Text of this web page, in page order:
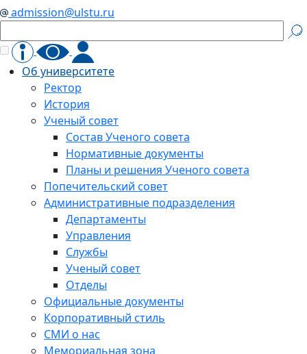
admission@ulstu.ru
Об университете
Ректор
История
Ученый совет
Состав Ученого совета
Нормативные документы
Планы и решения Ученого совета
Попечительский совет
Административные подразделения
Департаменты
Управления
Службы
Ученый совет
Отделы
Официальные документы
Корпоративный стиль
СМИ о нас
Мемориальная зона